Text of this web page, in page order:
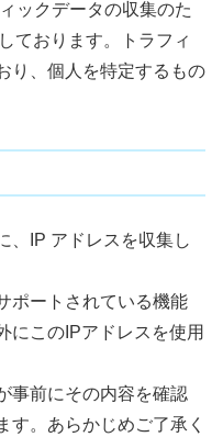
ックデータの収集のた
ております。トラフィ
り、個人を特定するもの
、IP アドレスを収集し
ポートされている機能
にこのIPアドレスを使用
事前にその内容を確認
す。あらかじめご了承く